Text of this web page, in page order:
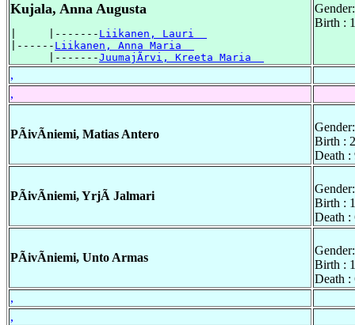
Kujala, Anna Augusta
|     |------- Liikanen, Lauri
|------ Liikanen, Anna Maria
      |-------
JuumajÃrvi, Kreeta Maria
Birth :
,
,
PÃivÃniemi, Matias Antero
Birth :
Death :
PÃivÃniemi, YrjÃ Jalmari
Birth :
Death :
PÃivÃniemi, Unto Armas
Birth :
Death :
,
,